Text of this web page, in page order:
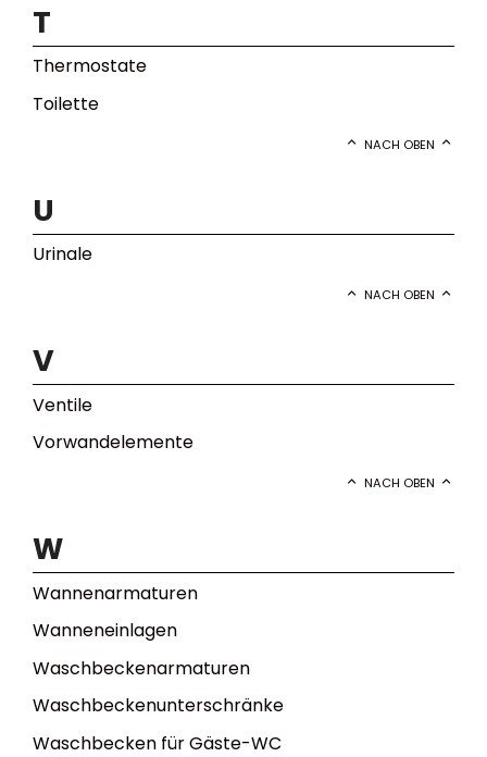
T
Thermostate
Toilette
NACH OBEN
U
Urinale
NACH OBEN
V
Ventile
Vorwandelemente
NACH OBEN
W
Wannenarmaturen
Wanneneinlagen
Waschbeckenarmaturen
Waschbeckenunterschränke
Waschbecken für Gäste-WC